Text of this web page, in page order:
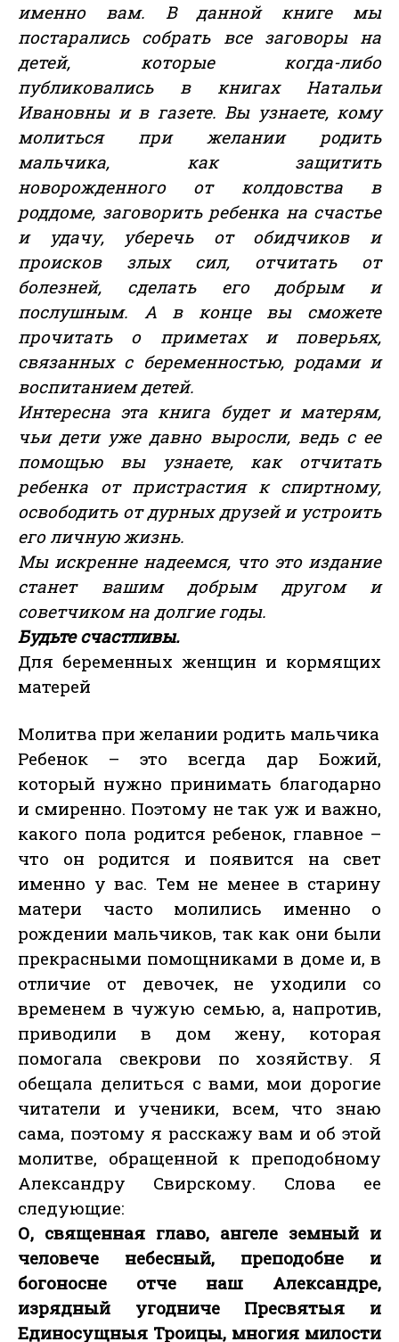
именно вам. В данной книге мы
постарались собрать все заговоры на
детей, которые когда-либо
публиковались в книгах Натальи
Ивановны и в газете. Вы узнаете, кому
молиться при желании родить
мальчика, как защитить
новорожденного от колдовства в
роддоме, заговорить ребенка на счастье
и удачу, уберечь от обидчиков и
происков злых сил, отчитать от
болезней, сделать его добрым и
послушным. А в конце вы сможете
прочитать о приметах и поверьях,
связанных с беременностью, родами и
воспитанием детей.
Интересна эта книга будет и матерям,
чьи дети уже давно выросли, ведь с ее
помощью вы узнаете, как отчитать
ребенка от пристрастия к спиртному,
освободить от дурных друзей и устроить
его личную жизнь.
Мы искренне надеемся, что это издание
станет вашим добрым другом и
советчиком на долгие годы.
Будьте счастливы.
Для беременных женщин и кормящих
матерей
Молитва при желании родить мальчика
Ребенок – это всегда дар Божий,
который нужно принимать благодарно
и смиренно. Поэтому не так уж и важно,
какого пола родится ребенок, главное –
что он родится и появится на свет
именно у вас. Тем не менее в старину
матери часто молились именно о
рождении мальчиков, так как они были
прекрасными помощниками в доме и, в
отличие от девочек, не уходили со
временем в чужую семью, а, напротив,
приводили в дом жену, которая
помогала свекрови по хозяйству. Я
обещала делиться с вами, мои дорогие
читатели и ученики, всем, что знаю
сама, поэтому я расскажу вам и об этой
молитве, обращенной к преподобному
Александру Свирскому. Слова ее
следующие:
О, священная главо, ангеле земный и
человече небесный, преподобне и
богоносне отче наш Александре,
изрядный угодниче Пресвятыя и
Единосущныя Троицы, многия милости